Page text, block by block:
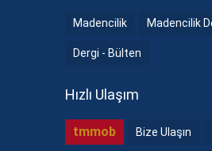
Madencilik Madencilik
Dergi - Bülten
Hızlı Ulaşım
tmmob Bize Ulaşın